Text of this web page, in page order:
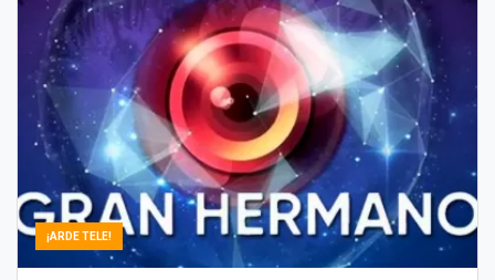
¡ARDE TELE!